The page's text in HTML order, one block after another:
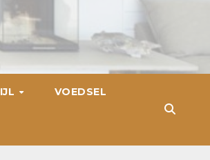
VOEDSEL